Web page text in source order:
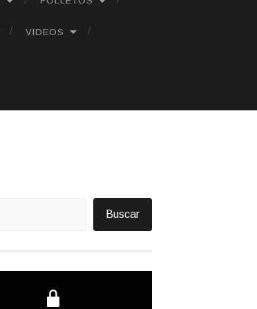
VIDEOS
Buscar